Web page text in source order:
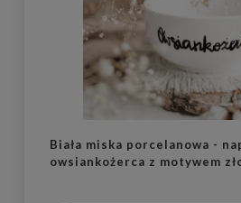
Biała miska porcelanowa -
owsiankożerca z motywem